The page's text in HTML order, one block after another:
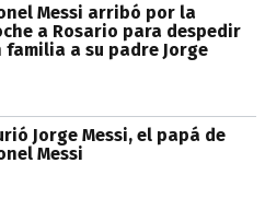
Messi arribó por la
a Rosario para despedir
familia a su padre Jorge
Jorge Messi, el papá de
Messi